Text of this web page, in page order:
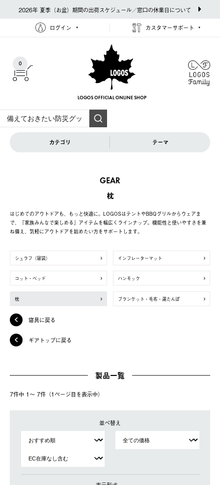
2026年 夏季（お盆）期間の出荷スケジュール／窓口の休業日について
ログイン カスタマーサポート
0
LOGOS OFFICIAL ONLINE SHOP
カテゴリ テーマ
GEAR
枕
はじめてのアウトドアも、もっと快適に。LOGOSはテントやBBQグリルからウェアま
で、「家族みんなで楽しめる」アイテムを幅広くラインナップ。機能性と使いやすさを兼
ね備え、気軽にアウトドアを始めたい方をサポートします。
シュラフ（寝袋） インフレーターマット
コット・ベッド ハンモック
枕 ブランケット・毛布・湯たんぽ
寝具に戻る
ギアトップに戻る
製品一覧
7件中 1〜 7件（1ページ⽬を表⽰中）
並べ替え